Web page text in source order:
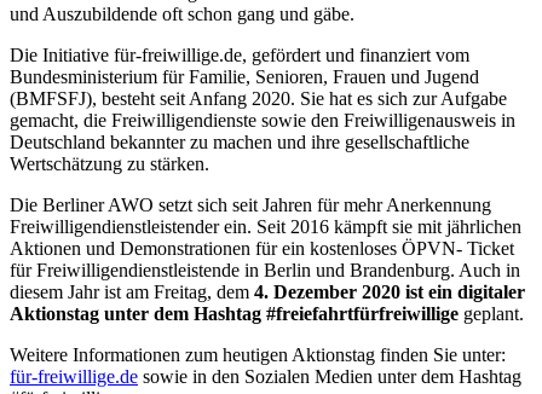
und Auszubildende oft schon gang und gäbe.
Die Initiative für-freiwillige.de, gefördert und finanziert vom
Bundesministerium für Familie, Senioren, Frauen und Jugend
(BMFSFJ), besteht seit Anfang 2020. Sie hat es sich zur Aufgabe
gemacht, die Freiwilligendienste sowie den Freiwilligenausweis in
Deutschland bekannter zu machen und ihre gesellschaftliche
Wertschätzung zu stärken.
Die Berliner AWO setzt sich seit Jahren für mehr Anerkennung
Freiwilligendienstleistender ein. Seit 2016 kämpft sie mit jährlichen
Aktionen und Demonstrationen für ein kostenloses ÖPVN- Ticket
für Freiwilligendienstleistende in Berlin und Brandenburg. Auch in
diesem Jahr ist am Freitag, dem 4. Dezember 2020 ist ein digitaler
Aktionstag unter dem Hashtag #freiefahrtfürfreiwillige geplant.
Weitere Informationen zum heutigen Aktionstag finden Sie unter:
für-freiwillige.de sowie in den Sozialen Medien unter dem Hashtag